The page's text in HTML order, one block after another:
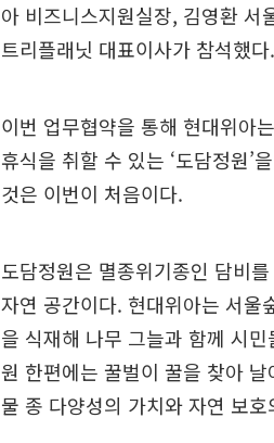
아 비즈니스지원실장, 김영환 서
트리플래닛 대표이사가 참석했다.
이번 업무협약을 통해 현대위아
휴식을 취할 수 있는 ‘도담정원’
것은 이번이 처음이다.
도담정원은 멸종위기종인 담비
자연 공간이다. 현대위아는 서
을 식재해 나무 그늘과 함께 시
원 한편에는 꿀벌이 꿀을 찾아
물 종 다양성의 가치와 자연 보